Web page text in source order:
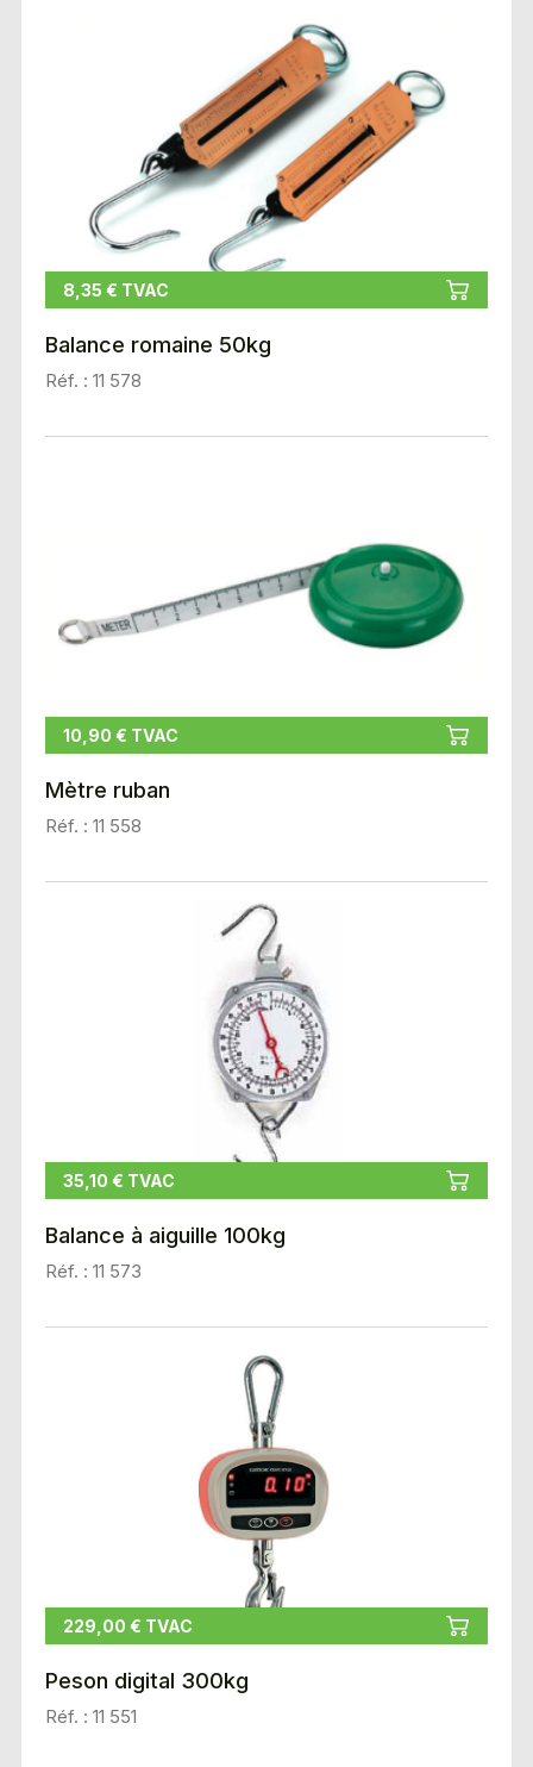
8,35 € TVAC
Balance romaine 50kg
Réf. : 11 578
10,90 € TVAC
Mètre ruban
Réf. : 11 558
35,10 € TVAC
Balance à aiguille 100kg
Réf. : 11 573
229,00 € TVAC
Peson digital 300kg
Réf. : 11 551